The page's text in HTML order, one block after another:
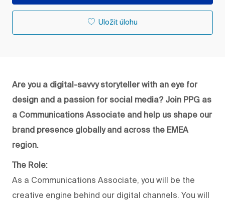
Uložit úlohu
Are you a digital-savvy storyteller with an eye for
design and a passion for social media? Join PPG as
a Communications Associate and help us shape our
brand presence globally and across the EMEA
region.
The Role:
As a Communications Associate, you will be the
creative engine behind our digital channels. You will